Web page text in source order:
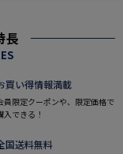
長
買い得情報満載
員限定クーポンや、限定価格で
入できる！
国送料無料